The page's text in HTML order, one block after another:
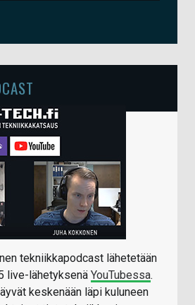
tekniikkapodcast lähetetään
live-lähetyksenä YouTubessa.
keskenään läpi kuluneen